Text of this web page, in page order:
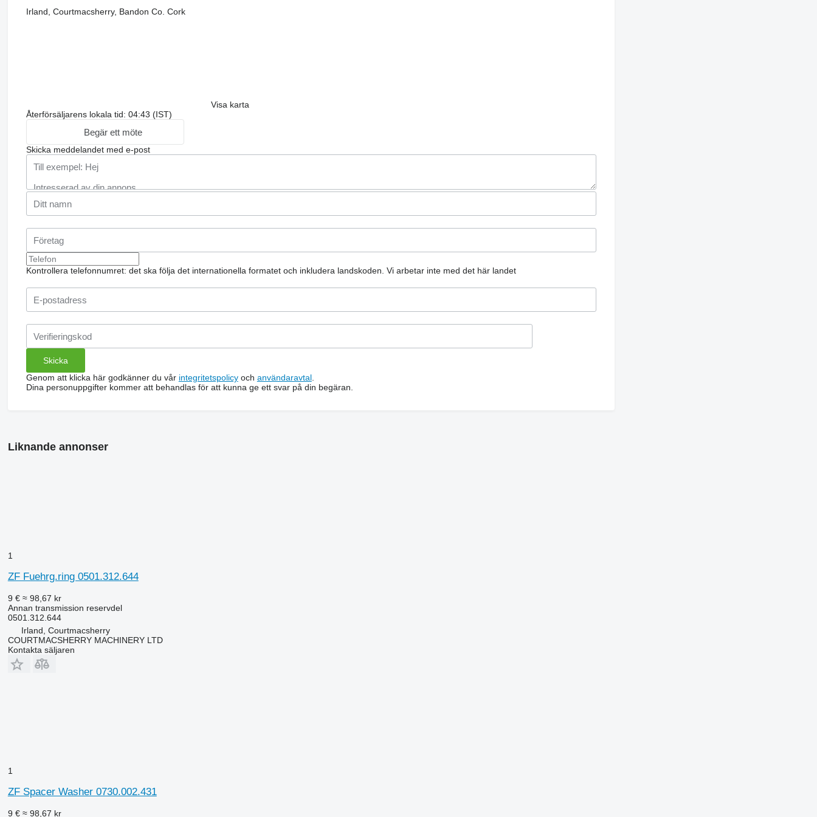
Irland, Courtmacsherry, Bandon Co. Cork
Visa karta
Återförsäljarens lokala tid: 04:43 (IST)
Begär ett möte
Skicka meddelandet med e-post
Kontrollera telefonnumret: det ska följa det internationella formatet och inkludera landskoden. Vi arbetar inte med det här landet
Genom att klicka här godkänner du vår integritetspolicyoch användaravtal.
Dina personuppgifter kommer att behandlas för att kunna ge ett svar på din begäran.
Liknande annonser
1
ZF Fuehrg.ring 0501.312.644
9 € ≈ 98,67 kr
Annan transmission reservdel
0501.312.644
Irland, Courtmacsherry
COURTMACSHERRY MACHINERY LTD
Kontakta säljaren
1
ZF Spacer Washer 0730.002.431
9 € ≈ 98,67 kr